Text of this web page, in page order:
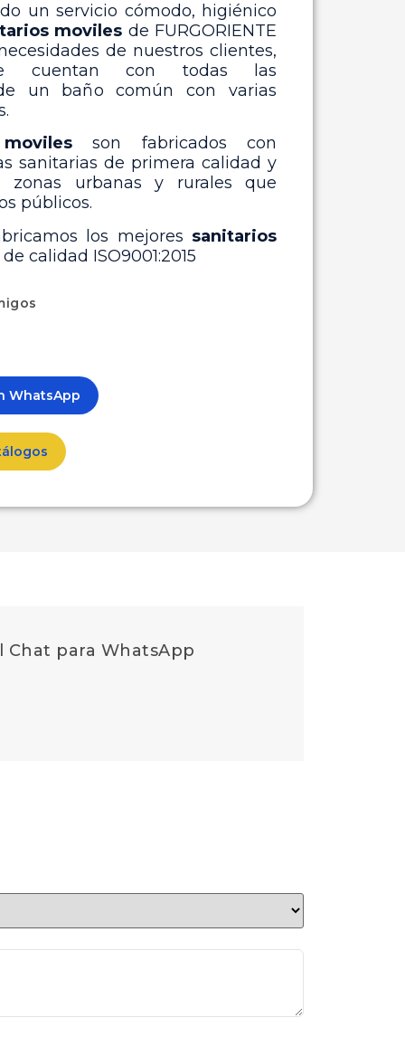
un servicio cómodo, higiénico
moviles de FURGORIENTE
de nuestros clientes,
cuentan con todas las
un baño común con varias
son fabricados con
sanitarias de primera calidad y
zonas urbanas y rurales que
públicos.
los mejores sanitarios
calidad ISO9001:2015
WhatsApp
Chat para WhatsApp